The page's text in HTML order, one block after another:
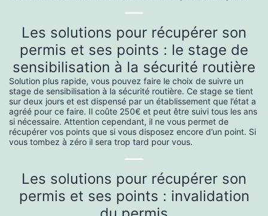
—
Les solutions pour récupérer son
permis et ses points : le stage de
sensibilisation à la sécurité routière
Solution plus rapide, vous pouvez faire le choix de suivre un
stage de sensibilisation à la sécurité routière. Ce stage se tient
sur deux jours et est dispensé par un établissement que l’état a
agréé pour ce faire. Il coûte 250€ et peut être suivi tous les ans
si nécessaire. Attention cependant, il ne vous permet de
récupérer vos points que si vous disposez encore d’un point. Si
vous tombez à zéro il sera trop tard pour vous.
—
Les solutions pour récupérer son
permis et ses points : invalidation